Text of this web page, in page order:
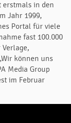
erstmals in den
Jahr 1999,
Portal für viele
fast 100.000
können uns
Media Group
im Februar